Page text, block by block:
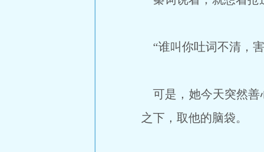
“谁叫你吐词不清，
可是，她今天突然善
之下，取他的脑袋。